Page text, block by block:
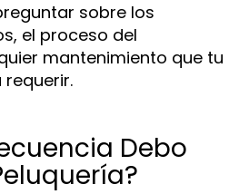
sobre los
el proceso del
mantenimiento que tu
Debo